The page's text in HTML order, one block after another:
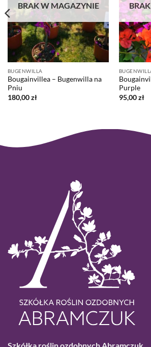
BRAK W MAGAZYNIE
BUGENWILLA
Bougainvillea – Bugenwilla na
Pniu
180,00zł
Purple
95,00zł